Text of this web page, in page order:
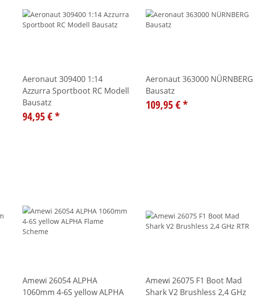
Aeronaut 309400 1:14
Azzurra Sportboot RC Modell
Bausatz
94,95 €*
Aeronaut 363000 NÜRNBERG
Bausatz
109,95 €*
Amewi 26054 ALPHA
1060mm 4-6S yellow ALPHA
Amewi 26075 F1 Boot Mad
Shark V2 Brushless 2,4 GHz